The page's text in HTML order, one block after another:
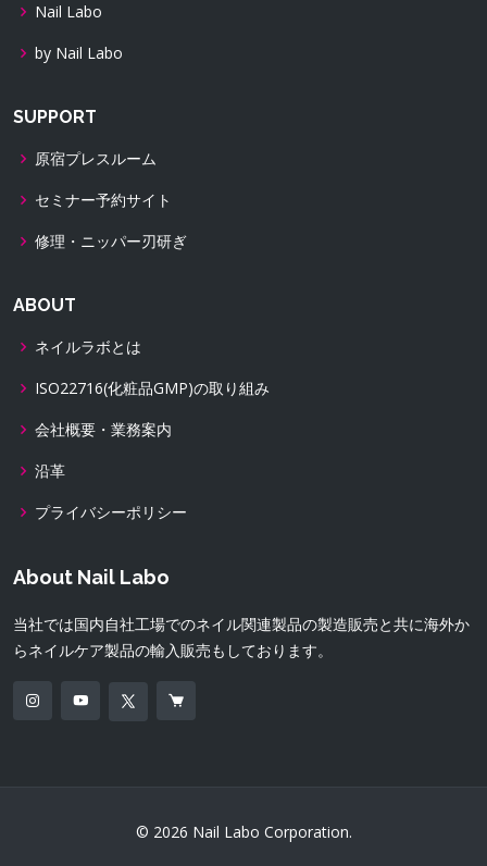
Nail Labo
by Nail Labo
SUPPORT
原宿プレスルーム
セミナー予約サイト
修理・ニッパー刃研ぎ
ABOUT
ネイルラボとは
ISO22716(化粧品GMP)の取り組み
会社概要・業務案内
沿革
プライバシーポリシー
About Nail Labo
当社では国内自社工場でのネイル関連製品の製造販売と共に海外か
らネイルケア製品の輸入販売もしております。
© 2026 Nail Labo Corporation.